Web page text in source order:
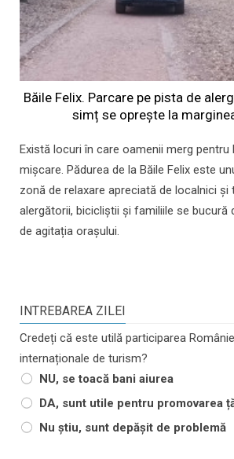
Băile Felix. Parcare pe pista de
simț se oprește la
Există locuri în care oamenii merg pentru
mișcare. Pădurea de la Băile Felix este
zonă de relaxare apreciată de localnici și
alergătorii, bicicliștii și familiile se bucură
de agitația orașului.
INTREBAREA ZILEI
Credeți că este utilă participarea
internaționale de turism?
NU, se toacă bani aiurea
DA, sunt utile pentru promovarea
Nu știu, sunt depășit de problemă